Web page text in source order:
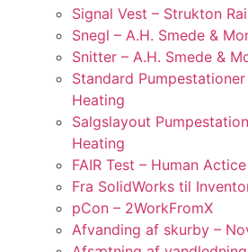
Signal Vest – Strukton
Snegl – A.H. Smede &
Snitter – A.H. Smede &
Standard
Heating
Salgslayout
Heating
FAIR Test – Human
Fra SolidWorks til
pCon – 2WorkFromX
Afvanding af skurby –